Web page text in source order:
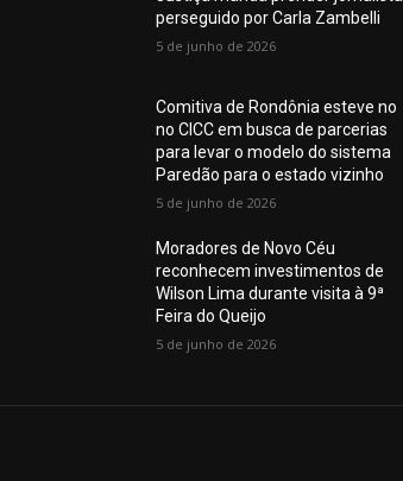
perseguido por Carla Zambelli
5 de junho de 2026
Comitiva de Rondônia esteve no
no CICC em busca de parcerias
para levar o modelo do sistema
Paredão para o estado vizinho
5 de junho de 2026
Moradores de Novo Céu
reconhecem investimentos de
Wilson Lima durante visita à 9ª
Feira do Queijo
5 de junho de 2026